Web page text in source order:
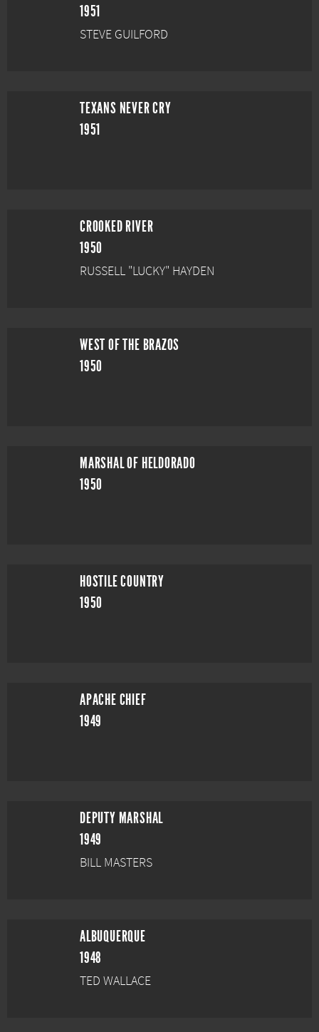
1951
STEVE GUILFORD
TEXANS NEVER CRY
1951
CROOKED RIVER
1950
RUSSELL "LUCKY" HAYDEN
WEST OF THE BRAZOS
1950
MARSHAL OF HELDORADO
1950
HOSTILE COUNTRY
1950
APACHE CHIEF
1949
DEPUTY MARSHAL
1949
BILL MASTERS
ALBUQUERQUE
1948
TED WALLACE